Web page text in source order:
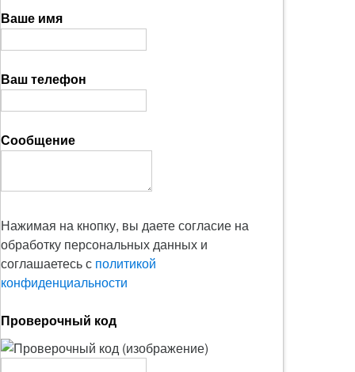
Ваше имя
Ваш телефон
Сообщение
Нажимая на кнопку, вы даете согласие на
обработку персональных данных и
соглашаетесь с политикой
конфиденциальности
Проверочный код